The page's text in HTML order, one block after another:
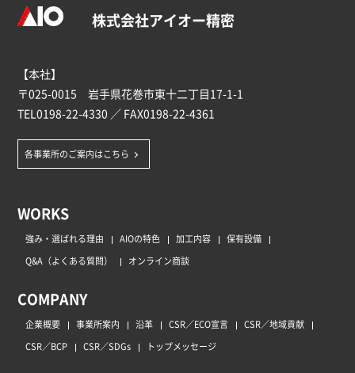
株式会社アイオー精密
【本社】
〒025-0015 岩手県花巻市東十二丁目17-1-1
TEL0198-22-4330 ／ FAX0198-22-4361
各事業所のご案内はこちら
WORKS
強み・選ばれる理由 AIOの特色 加工内容
保有設備
Q&A（よくある質問）
オンライン商談
COMPANY
企業概要 事業所案内 沿革 CSR／ECO宣言
CSR／地域貢献
CSR／BCP
CSR／SDGs トップメッセージ